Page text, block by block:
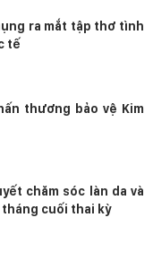
ra mắt tập thơ tình
tế
thương bảo vệ Kim
chăm sóc làn da và
cuối thai kỳ